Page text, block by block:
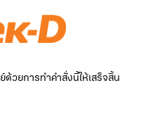
วยการทำคำสั่งนี้ให้เสร็จสิ้น